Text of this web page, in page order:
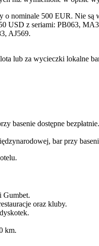
nominale 500 EUR. Nie
USD z seriami: PB063,
AJ569.
lub za wycieczki lokalne
basenie dostępne bezpłatnie.
bar przy
Gumbet.
oraz kluby.
km.